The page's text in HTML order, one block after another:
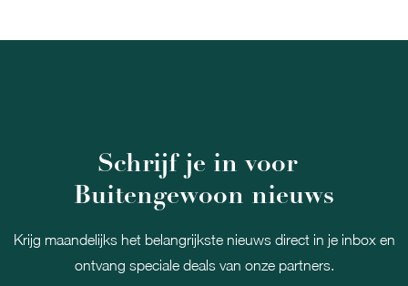
Schrijf je in voor
Buitengewoon nieuws
Krijg maandelijks het belangrijkste nieuws direct in je inbox en
ontvang speciale deals van onze partners.